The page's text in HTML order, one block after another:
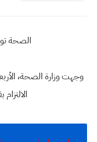
الصحة
وجهت وزارة الصحة،